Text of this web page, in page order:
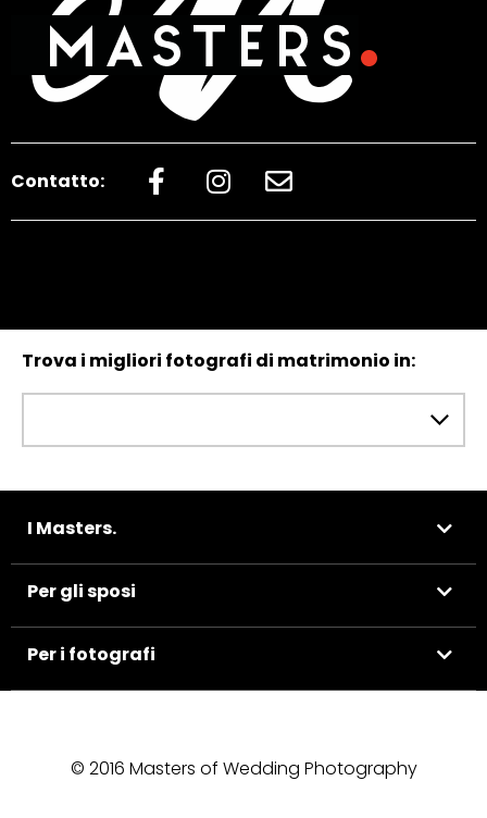
Contatto:
Trova i migliori fotografi di matrimonio in:
I Masters.
Per gli sposi
Per i fotografi
© 2016 Masters of Wedding Photography